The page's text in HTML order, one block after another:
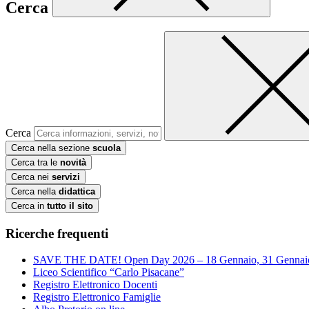
Cerca
Cerca
Cerca nella sezione scuola
Cerca tra le novità
Cerca nei servizi
Cerca nella didattica
Cerca in tutto il sito
Ricerche frequenti
SAVE THE DATE! Open Day 2026 – 18 Gennaio, 31
Liceo Scientifico “Carlo Pisacane”
Registro Elettronico Docenti
Registro Elettronico Famiglie